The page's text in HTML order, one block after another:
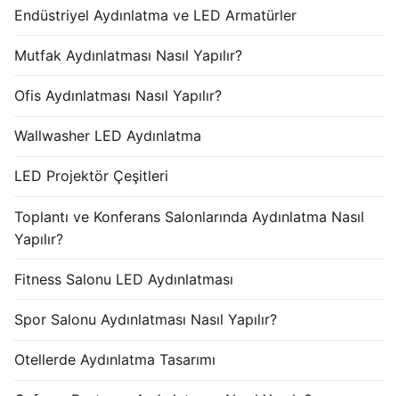
Endüstriyel Aydınlatma ve LED Armatürler
Mutfak Aydınlatması Nasıl Yapılır?
Ofis Aydınlatması Nasıl Yapılır?
Wallwasher LED Aydınlatma
LED Projektör Çeşitleri
Toplantı ve Konferans Salonlarında Aydınlatma Nasıl
Yapılır?
Fitness Salonu LED Aydınlatması
Spor Salonu Aydınlatması Nasıl Yapılır?
Otellerde Aydınlatma Tasarımı